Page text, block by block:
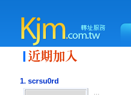
1. scrsu0rd
...